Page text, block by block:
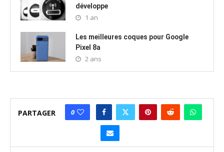
développe
1 an
Les meilleures coques pour Google
Pixel 8a
2 ans
PARTAGER 0